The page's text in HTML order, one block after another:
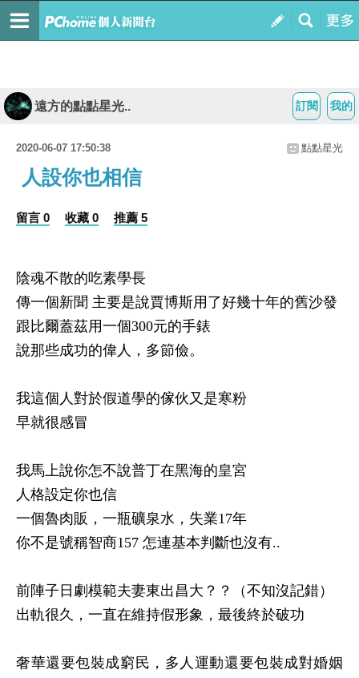
我的
訂閱
遠方的點點星光..
2020-06-07 17:50:38 點點星光
人設你也相信
留言 0 收藏 0 推薦 5
陰魂不散的吃素學長
傳一個新聞 主要是說賈博斯用了好幾十年的舊沙發
跟比爾蓋茲用一個300元的手錶
說那些成功的偉人，多節儉。
我這個人對於假道學的傢伙又是寒粉
早就很感冒
我馬上說你怎不說普丁在黑海的皇宮
人格設定你也信
一個魯肉販，一瓶礦泉水，失業17年
你不是號稱智商157 怎連基本判斷也沒有..
前陣子日劇模範夫妻東出昌大？？（不知沒記錯）
出軌很久，一直在維持假形象，最後終於破功
奢華還要包裝成窮民，多人運動還要包裝成對婚姻